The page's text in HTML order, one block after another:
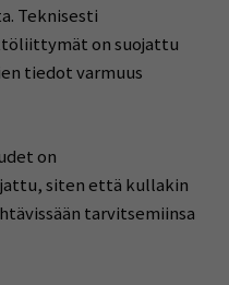
Teknisesti
on suojattu
tiedot varmuus
on
siten että kullakin
tarvitsemiinsa